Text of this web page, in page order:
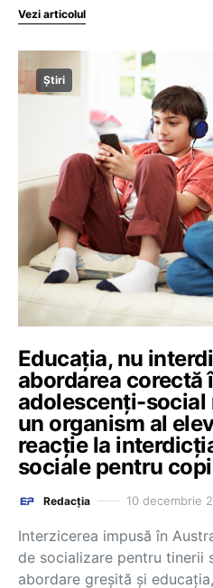
Vezi articolul
Știri
Educaţia, nu
abordarea corectă
adolescenţi-social
un organism al
reacție la
sociale pentru
Redacția 10 decembrie
Interzicerea impusă în
de socializare pentru tinerii
abordare greşită şi